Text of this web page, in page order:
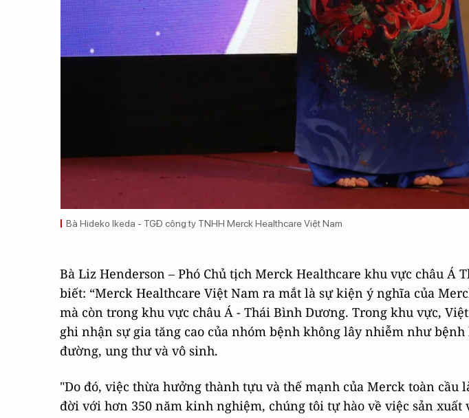
Bà Hideko Ikeda - TGĐ công ty TNHH Merck Healthcare Việt Nam
Bà Liz Henderson – Phó Chủ tịch Merck Healthcare khu vực châu Á
biết: “Merck Healthcare Việt Nam ra mắt là sự kiện ý nghĩa của
mà còn trong khu vực châu Á - Thái Bình Dương. Trong khu vực,
ghi nhận sự gia tăng cao của nhóm bệnh không lây nhiễm như
đường, ung thư và vô sinh.
"Do đó, việc thừa hưởng thành tựu và thế mạnh của Merck toàn cầu
đời với hơn 350 năm kinh nghiệm, chúng tôi tự hào về việc sản xuất